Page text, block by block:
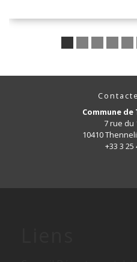
Commune
7 rue du
10410
+33 3 25